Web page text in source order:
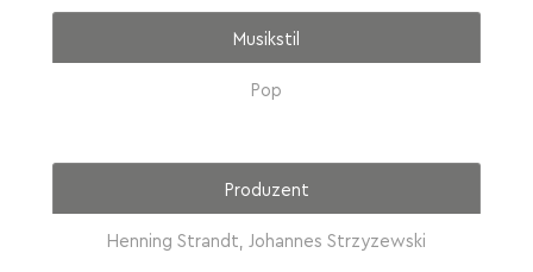
Musikstil
Pop
Produzent
Henning Strandt, Johannes Strzyzewski